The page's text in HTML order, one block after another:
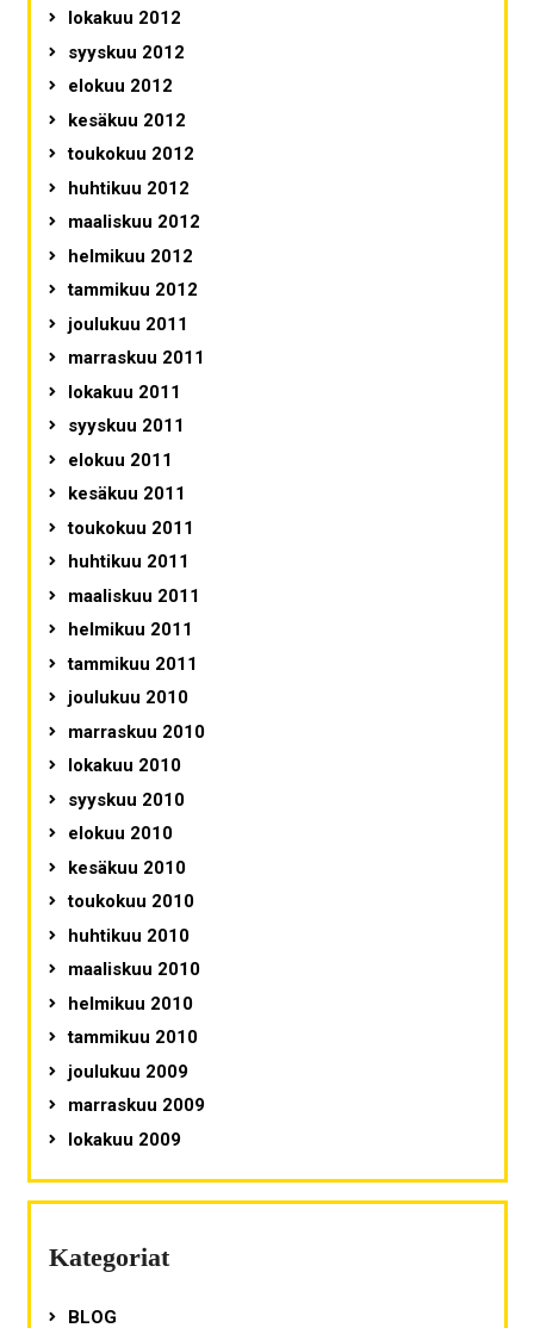
lokakuu 2012
syyskuu 2012
elokuu 2012
kesäkuu 2012
toukokuu 2012
huhtikuu 2012
maaliskuu 2012
helmikuu 2012
tammikuu 2012
joulukuu 2011
marraskuu 2011
lokakuu 2011
syyskuu 2011
elokuu 2011
kesäkuu 2011
toukokuu 2011
huhtikuu 2011
maaliskuu 2011
helmikuu 2011
tammikuu 2011
joulukuu 2010
marraskuu 2010
lokakuu 2010
syyskuu 2010
elokuu 2010
kesäkuu 2010
toukokuu 2010
huhtikuu 2010
maaliskuu 2010
helmikuu 2010
tammikuu 2010
joulukuu 2009
marraskuu 2009
lokakuu 2009
Kategoriat
BLOG